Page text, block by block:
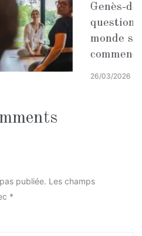
Genès-de-Fronsac : les
questions que tout le
monde se pose avant de
commencer
publiée. Les champs
*